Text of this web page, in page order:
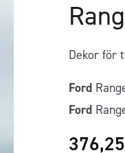
Dekor för
Ford
Ford